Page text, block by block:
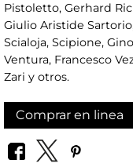
Pistoletto, Gerhard
Giulio Aristide
Scialoja, Scipione,
Ventura, Francesco
Zari y otros.
Comprar en linea